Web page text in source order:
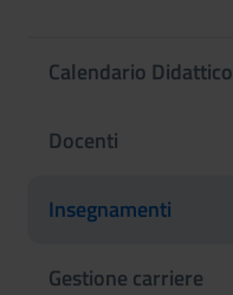
Calendario Didattico
Docenti
Insegnamenti
Gestione carriere